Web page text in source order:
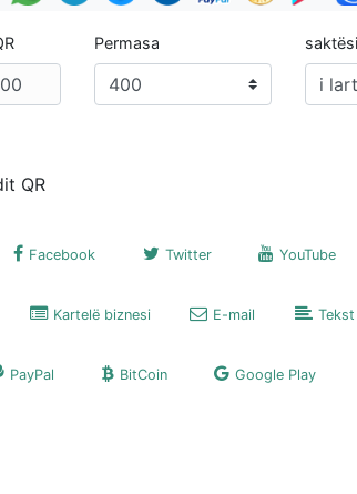
Permasa saktësi
QR
Facebook Twitter YouTube
Kartelë biznesi E-mail Tekst
PayPal BitCoin Google Play